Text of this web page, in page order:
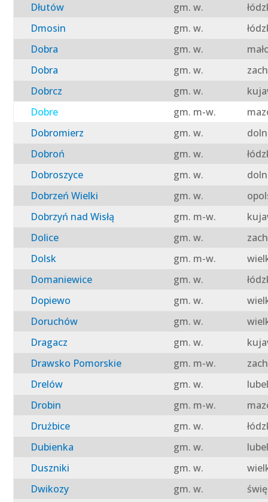
Dłutów
gm. w.
Dmosin
gm. w.
Dobra
gm. w.
Dobra
gm. w.
Dobrcz
gm. w.
Dobre
gm. m-w.
Dobromierz
gm. w.
Dobroń
gm. w.
Dobroszyce
gm. w.
Dobrzeń Wielki
gm. w.
Dobrzyń nad Wisłą
gm. m-w.
Dolice
gm. w.
Dolsk
gm. m-w.
Domaniewice
gm. w.
Dopiewo
gm. w.
Doruchów
gm. w.
Dragacz
gm. w.
Drawsko Pomorskie
gm. m-w.
Drelów
gm. w.
Drobin
gm. m-w.
Drużbice
gm. w.
Dubienka
gm. w.
Duszniki
gm. w.
Dwikozy
gm. w.